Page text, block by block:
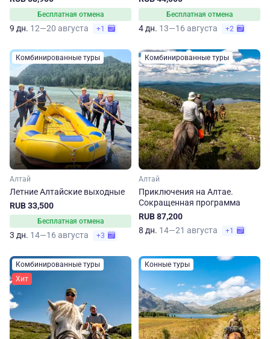
Бесплатная отмена
9 дн. 12—20 августа +1
Бесплатная отмена
4 дн. 13—16 августа +2
Комбинированные туры
Алтай
Летние Алтайские выходные
RUB 33,500
Бесплатная отмена
3 дн. 14—16 августа +3
Комбинированные туры
Алтай
Приключения на Алтае.
Сокращенная программа
RUB 87,200
8 дн. 14—21 августа +1
Комбинированные туры
Хит
Конные туры